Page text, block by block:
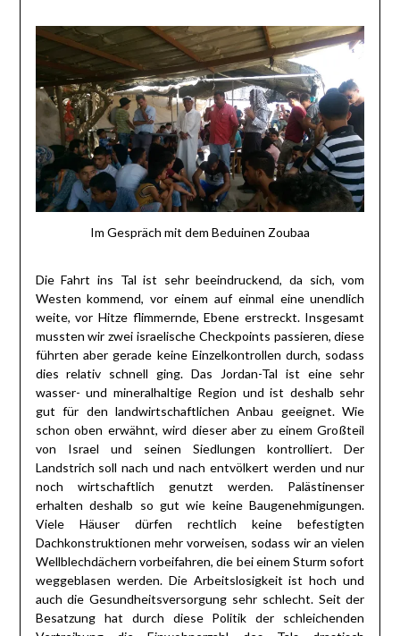
Im Gespräch mit dem Beduinen Zoubaa
Die Fahrt ins Tal ist sehr beeindruckend, da sich, vom
Westen kommend, vor einem auf einmal eine unendlich
weite, vor Hitze flimmernde, Ebene erstreckt. Insgesamt
mussten wir zwei israelische Checkpoints passieren, diese
führten aber gerade keine Einzelkontrollen durch, sodass
dies relativ schnell ging. Das Jordan-Tal ist eine sehr
wasser- und mineralhaltige Region und ist deshalb sehr
gut für den landwirtschaftlichen Anbau geeignet. Wie
schon oben erwähnt, wird dieser aber zu einem Großteil
von Israel und seinen Siedlungen kontrolliert. Der
Landstrich soll nach und nach entvölkert werden und nur
noch wirtschaftlich genutzt werden. Palästinenser
erhalten deshalb so gut wie keine Baugenehmigungen.
Viele Häuser dürfen rechtlich keine befestigten
Dachkonstruktionen mehr vorweisen, sodass wir an vielen
Wellblechdächern vorbeifahren, die bei einem Sturm sofort
weggeblasen werden. Die Arbeitslosigkeit ist hoch und
auch die Gesundheitsversorgung sehr schlecht. Seit der
Besatzung hat durch diese Politik der schleichenden